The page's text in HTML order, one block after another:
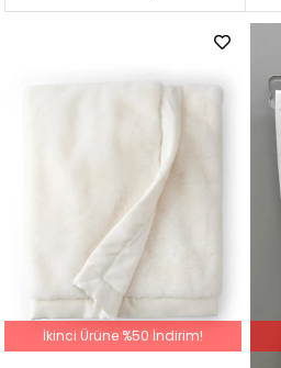
İkinci Ürüne %50 İndirim!